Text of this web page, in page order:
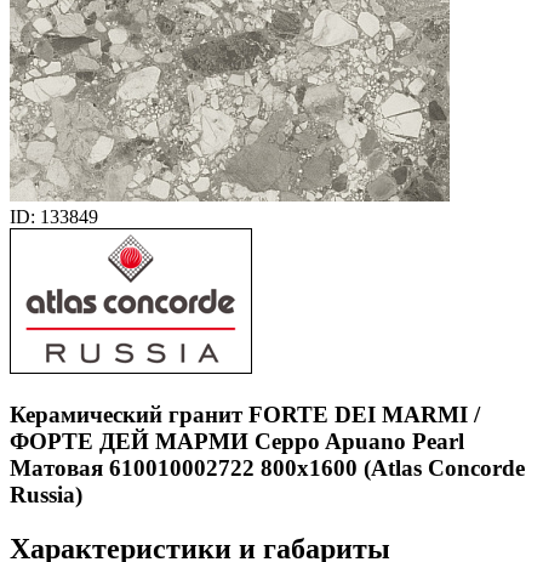
ID: 133849
Керамический гранит FORTE DEI MARMI /
ФОРТЕ ДЕЙ МАРМИ Ceppo Apuano Pearl
Матовая 610010002722 800x1600 (Atlas Concorde
Russia)
Характеристики и габариты